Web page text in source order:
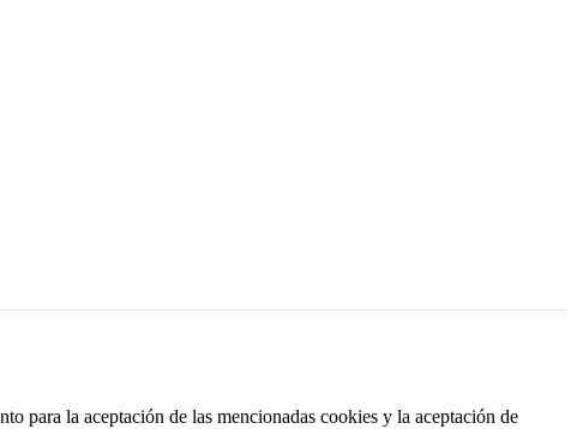
para la aceptación de las mencionadas cookies y la aceptación de